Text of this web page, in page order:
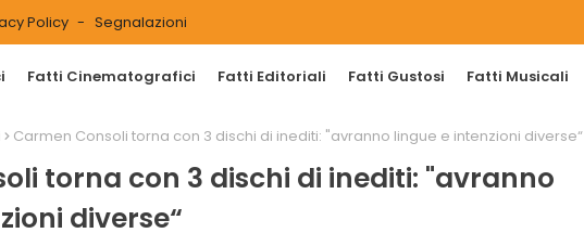
Policy Segnalazioni
Fatti Cinematografici Fatti Editoriali Fatti Gustosi Fatti Musicali
Carmen Consoli torna con 3 dischi di inediti: "avranno lingue e intenzioni diverse“
torna con 3 dischi di inediti: "avranno
diverse“